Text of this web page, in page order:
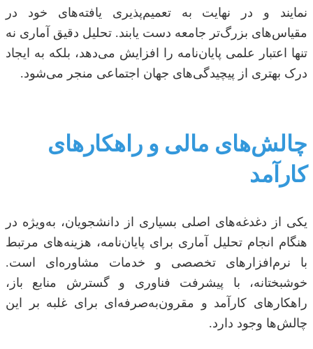
نمایند و در نهایت به تعمیم‌پذیری یافته‌های خود در
مقیاس‌های بزرگ‌تر جامعه دست یابند. تحلیل دقیق آماری نه
تنها اعتبار علمی پایان‌نامه را افزایش می‌دهد، بلکه به ایجاد
درک بهتری از پیچیدگی‌های جهان اجتماعی منجر می‌شود.
چالش‌های مالی و راهکارهای
کارآمد
یکی از دغدغه‌های اصلی بسیاری از دانشجویان، به‌ویژه در
هنگام انجام تحلیل آماری برای پایان‌نامه، هزینه‌های مرتبط
با نرم‌افزارهای تخصصی و خدمات مشاوره‌ای است.
خوشبختانه، با پیشرفت فناوری و گسترش منابع باز،
راهکارهای کارآمد و مقرون‌به‌صرفه‌ای برای غلبه بر این
چالش‌ها وجود دارد.